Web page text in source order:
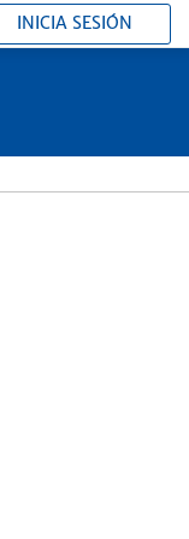
INICIA SESIÓN